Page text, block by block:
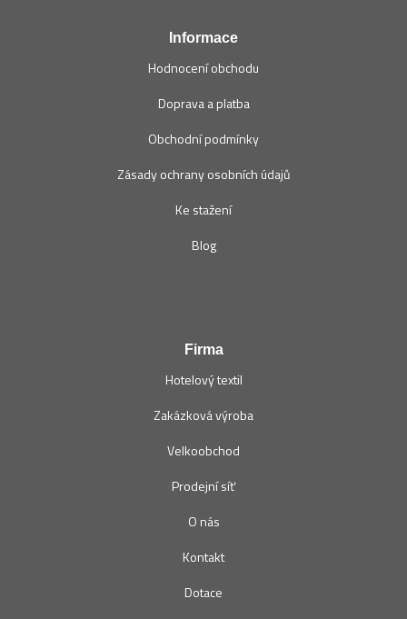
Informace
Hodnocení obchodu
Doprava a platba
Obchodní podmínky
Zásady ochrany osobních údajů
Ke stažení
Blog
Firma
Hotelový textil
Zakázková výroba
Velkoobchod
Prodejní síť
O nás
Kontakt
Dotace